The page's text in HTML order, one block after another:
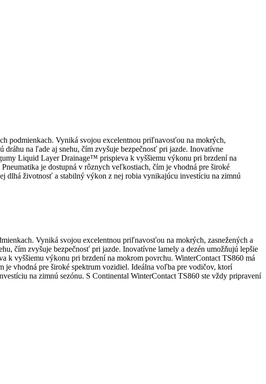
podmienkach. Vyniká svojou excelentnou priľnavosťou na mokrých,
na ľade aj snehu, čím zvyšuje bezpečnosť pri jazde. Inovatívne
Liquid Layer Drainage™ prispieva k vyššiemu výkonu pri brzdení na
je dostupná v rôznych veľkostiach, čím je vhodná pre široké
dlhá životnosť a stabilný výkon z nej robia vynikajúcu investíciu na zimnú
Vyniká svojou excelentnou priľnavosťou na mokrých, zasnežených a
čím zvyšuje bezpečnosť pri jazde. Inovatívne lamely a dezén umožňujú lepšie
vyššiemu výkonu pri brzdení na mokrom povrchu. WinterContact TS860 má
vhodná pre široké spektrum vozidiel. Ideálna voľba pre vodičov, ktorí
na zimnú sezónu. S Continental WinterContact TS860 ste vždy pripravení